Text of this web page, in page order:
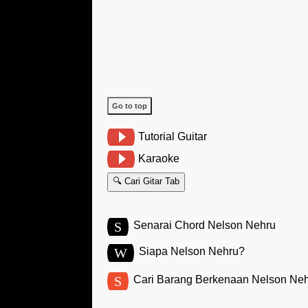
Go to top
Tutorial Guitar
Karaoke
🔍 Cari Gitar Tab
S Senarai Chord Nelson Nehru
W Siapa Nelson Nehru?
S Cari Barang Berkenaan Nelson